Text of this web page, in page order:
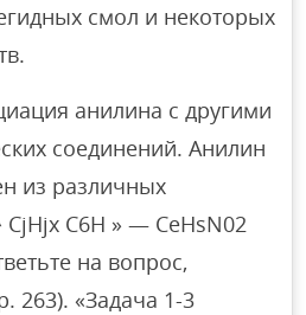
смол и некоторых
анилина с другими
соединений. Анилин
из различных
C6H » — CeHsN02
на вопрос,
263). «Задача 1-3